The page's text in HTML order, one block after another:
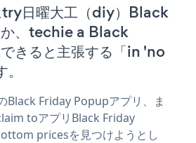
try日曜大工（diy）Black
、techie a Black
きると主張する「in 'no
Black Friday Popupアプリ、ま
toアプリBlack Friday
pricesを見つけようとし